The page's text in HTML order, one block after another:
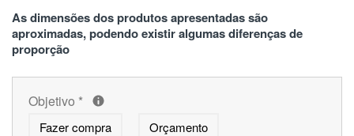
As dimensões dos produtos apresentadas são
aproximadas, podendo existir algumas diferenças de
proporção
Objetivo *
Fazer compra Orçamento